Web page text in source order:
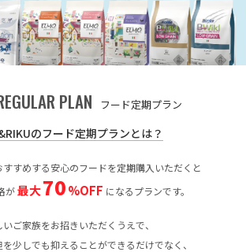
PLAN フード定期プラン
のフード定期プランとは？
すめする安心のフードを定期購入いただくと
が最大70%OFF になるプランです。
いご家族をお招きいただくうえで、
少しでも抑えることができるだけでなく、